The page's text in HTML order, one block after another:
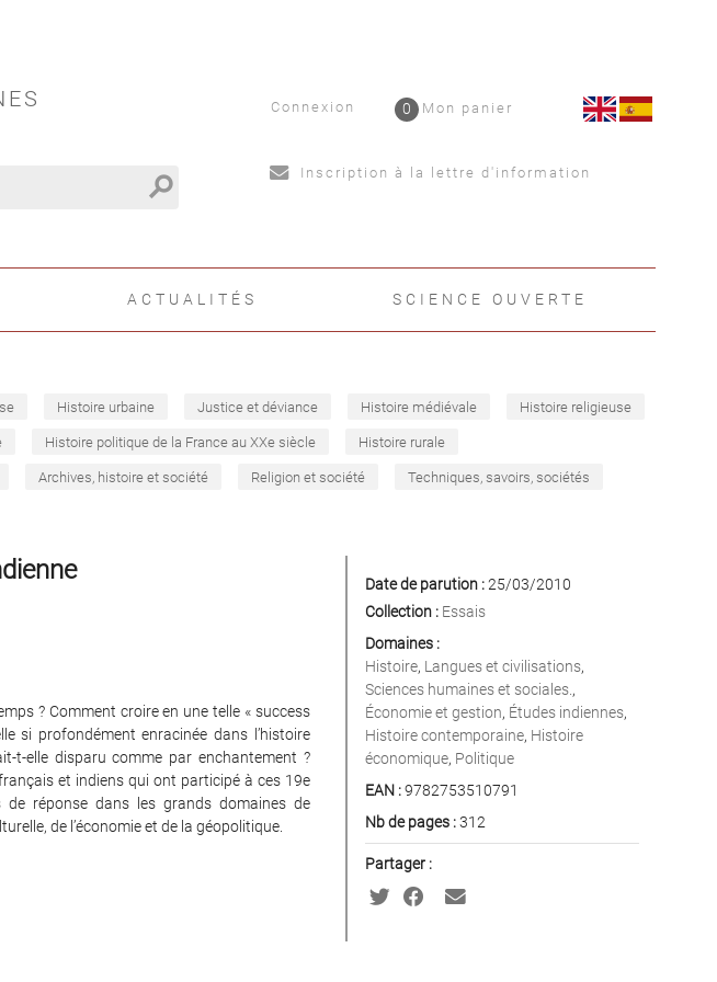
search
Connexion Mon panier
0
Inscription à la lettre d'information
ACTUALITÉS SCIENCE OUVERTE
Histoire urbaine Justice et déviance Histoire médiévale Histoire religieuse
Histoire politique de la France au XXe siècle Histoire rurale
Archives, histoire et société Religion et société Techniques, savoirs, sociétés
? Comment croire en une telle « success
si profondément enracinée dans l’histoire
t-elle disparu comme par enchantement ?
et indiens qui ont participé à ces 19e
réponse dans les grands domaines de
de l’économie et de la géopolitique.
Date de parution :25/03/2010
Collection : Essais
Domaines :
Histoire, Langues et civilisations,
Sciences humaines et sociales. ,
Économie et gestion, Études indiennes,
Histoire contemporaine, Histoire
économique, Politique
EAN :9782753510791
Nb de pages :312
Partager :